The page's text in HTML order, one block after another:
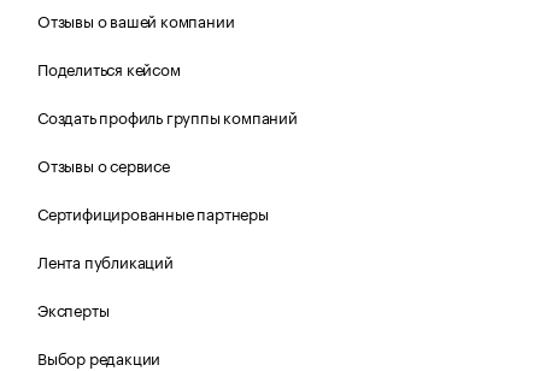
Отзывы о вашей компании
Поделиться кейсом
Создать профиль группы компаний
Отзывы о сервисе
Сертифицированные партнеры
Лента публикаций
Эксперты
Выбор редакции